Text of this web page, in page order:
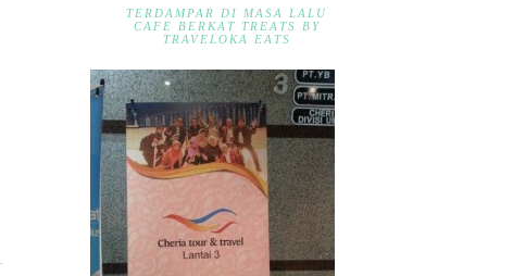
TERDAMPAR DI MASA LALU
CAFE BERKAT TREATS BY
TRAVELOKA EATS